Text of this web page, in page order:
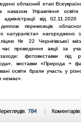
обласний етап
Управління
адміністрації від
переможців
натураліста» нагороджено
ліцею № 22 Чернігівської
проведення акції за
фотовиставки під
виставки «Природа +
освіти брали участь у
немає».
Коментарів:
784 |